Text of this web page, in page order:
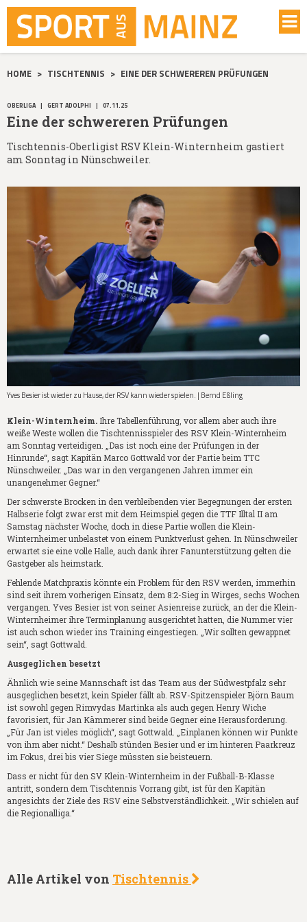
HOME > TISCHTENNIS > EINE DER SCHWEREREN PRÜFUNGEN
OBERLIGA | GERT ADOLPHI | 07.11.25
Eine der schwereren Prüfungen
Tischtennis-Oberligist RSV Klein-Winternheim gastiert
am Sonntag in Nünschweiler.
Yves Besier ist wieder zu Hause, der RSV kann wieder spielen. | Bernd Eßling
Klein-Winternheim. Ihre Tabellenführung, vor allem aber auch ihre
weiße Weste wollen die Tischtennisspieler des RSV Klein-Winternheim
am Sonntag verteidigen. „Das ist noch eine der Prüfungen in der
Hinrunde“, sagt Kapitän Marco Gottwald vor der Partie beim TTC
Nünschweiler. „Das war in den vergangenen Jahren immer ein
unangenehmer Gegner.“
Der schwerste Brocken in den verbleibenden vier Begegnungen der ersten
Halbserie folgt zwar erst mit dem Heimspiel gegen die TTF Illtal II am
Samstag nächster Woche, doch in diese Partie wollen die Klein-
Winternheimer unbelastet von einem Punktverlust gehen. In Nünschweiler
erwartet sie eine volle Halle, auch dank ihrer Fanunterstützung gelten die
Gastgeber als heimstark.
Fehlende Matchpraxis könnte ein Problem für den RSV werden, immerhin
sind seit ihrem vorherigen Einsatz, dem 8:2-Sieg in Wirges, sechs Wochen
vergangen. Yves Besier ist von seiner Asienreise zurück, an der die Klein-
Winternheimer ihre Terminplanung ausgerichtet hatten, die Nummer vier
ist auch schon wieder ins Training eingestiegen. „Wir sollten gewappnet
sein“, sagt Gottwald.
Ausgeglichen besetzt
Ähnlich wie seine Mannschaft ist das Team aus der Südwestpfalz sehr
ausgeglichen besetzt, kein Spieler fällt ab. RSV-Spitzenspieler Björn Baum
ist sowohl gegen Rimvydas Martinka als auch gegen Henry Wiche
favorisiert, für Jan Kämmerer sind beide Gegner eine Herausforderung.
„Für Jan ist vieles möglich“, sagt Gottwald. „Einplanen können wir Punkte
von ihm aber nicht.“ Deshalb stünden Besier und er im hinteren Paarkreuz
im Fokus, drei bis vier Siege müssten sie beisteuern.
Dass er nicht für den SV Klein-Winternheim in der Fußball-B-Klasse
antritt, sondern dem Tischtennis Vorrang gibt, ist für den Kapitän
angesichts der Ziele des RSV eine Selbstverständlichkeit. „Wir schielen auf
die Regionalliga.“
Alle Artikel von Tischtennis